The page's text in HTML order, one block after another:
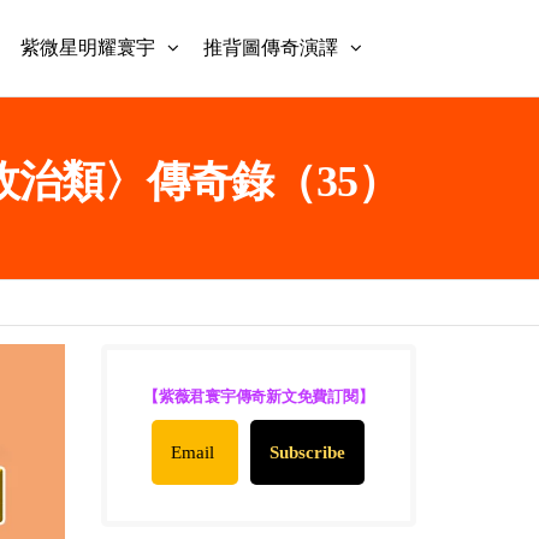
紫微星明耀寰宇 推背圖傳奇演譯
類〉傳奇錄（35）
【紫薇君寰宇傳奇新文免費訂閱】